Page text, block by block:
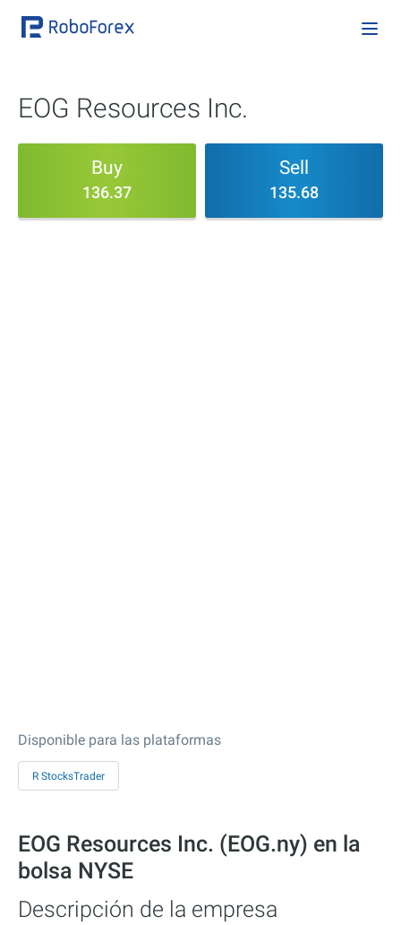
EOG Resources Inc.
Buy
136.37
Sell
135.68
Disponible para las plataformas
R StocksTrader
EOG Resources Inc. (EOG.ny) en la
bolsa NYSE
Descripción de la empresa